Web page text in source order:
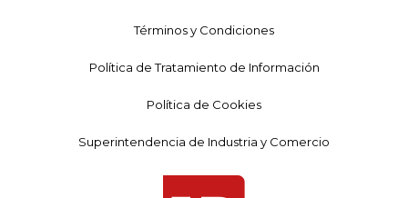
Términos y Condiciones
Política de Tratamiento de Información
Política de Cookies
Superintendencia de Industria y Comercio